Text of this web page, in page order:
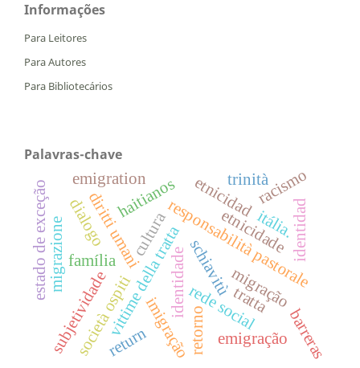
Informações
Para Leitores
Para Autores
Para Bibliotecários
Palavras-chave
tratta
vittime della tratta
diritti umani schiavitù
responsabilità pastorale
identidade
cultura etnicidade
imigração
família
rede social
società ospiti
etnicidad
identidad
haitianos racismo
subjetividade
dialogo
trinità
migrazione migração
emigração
retorno
emigration
return
estado de exceção itália.
barreras